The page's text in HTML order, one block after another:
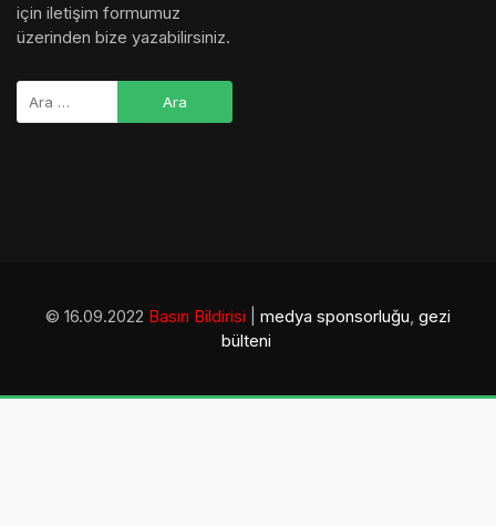
için iletişim formumuz
üzerinden bize yazabilirsiniz.
© 16.09.2022 Basın Bildirisi medya sponsorluğu, gezi
bülteni